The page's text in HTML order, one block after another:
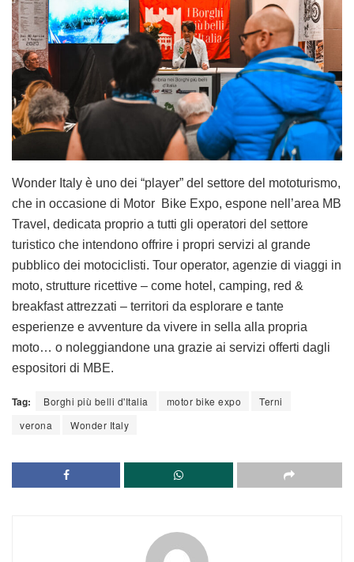
Wonder Italy è uno dei “player” del settore del mototurismo,
che in occasione di Motor Bike Expo, espone nell’area MB
Travel, dedicata proprio a tutti gli operatori del settore
turistico che intendono offrire i propri servizi al grande
pubblico dei motociclisti. Tour operator, agenzie di viaggi in
moto, strutture ricettive – come hotel, camping, red &
breakfast attrezzati – territori da esplorare e tante
esperienze e avventure da vivere in sella alla propria
moto… o noleggiandone una grazie ai servizi offerti dagli
espositori di MBE.
Tag: Borghi più belli d'Italia motor bike expo
Terni
verona
Wonder Italy